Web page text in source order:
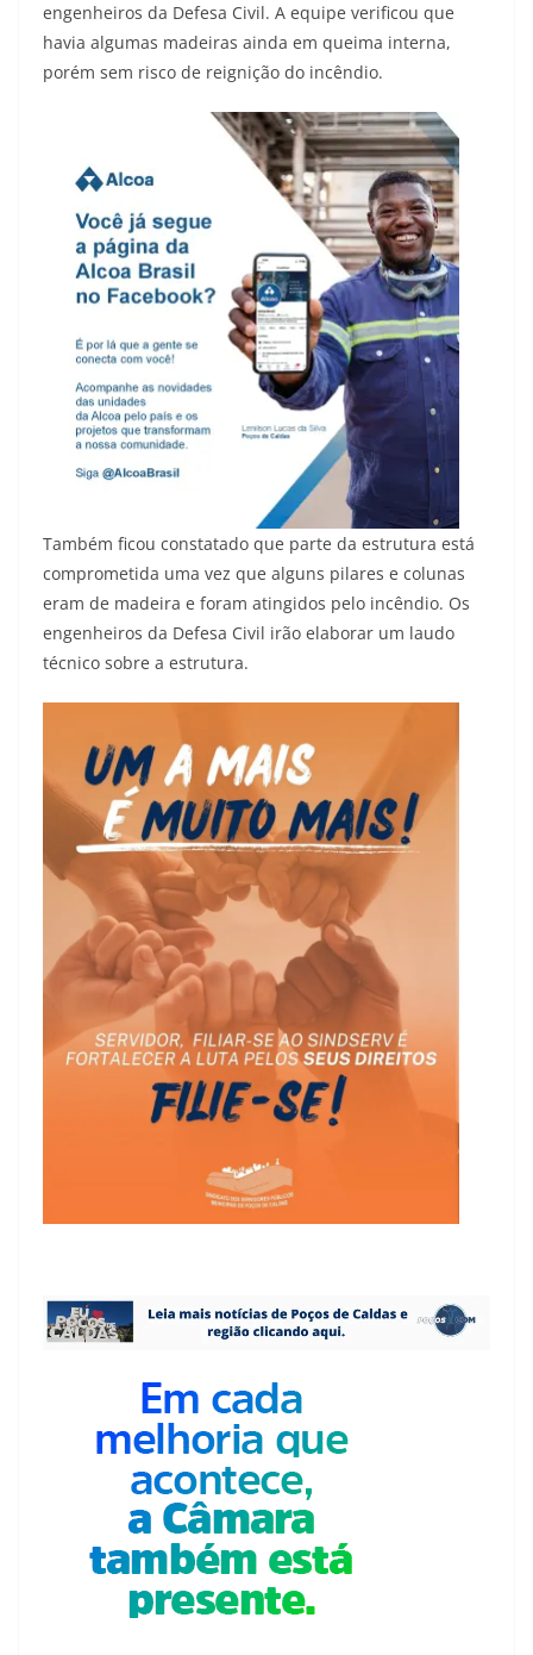
engenheiros da Defesa Civil. A equipe verificou que
havia algumas madeiras ainda em queima interna,
porém sem risco de reignição do incêndio.
Também ficou constatado que parte da estrutura está
comprometida uma vez que alguns pilares e colunas
eram de madeira e foram atingidos pelo incêndio. Os
engenheiros da Defesa Civil irão elaborar um laudo
técnico sobre a estrutura.